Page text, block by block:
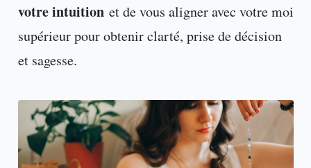
votre intuitionet de vous aligner avec votre moi
supérieur pour obtenir clarté, prise de décision
et sagesse.